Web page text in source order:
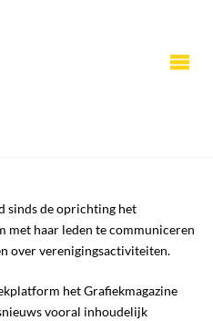
sinds de oprichting het
met haar leden te communiceren
over verenigingsactiviteiten.
het Grafiekmagazine
vooral inhoudelijk